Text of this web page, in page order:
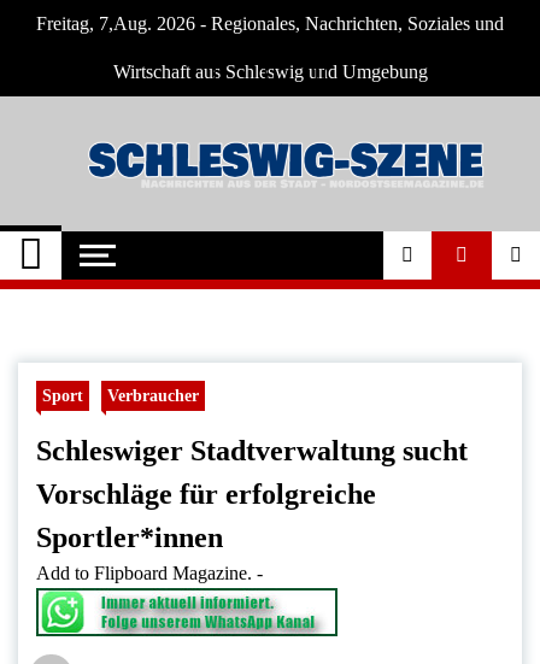
Freitag, 7,Aug. 2026 - Regionales, Nachrichten, Soziales und
Wirtschaft aus Schleswig und Umgebung
Schleswig Szene
Neuigkeiten und Nachrichten aus Schleswig
und Umgebung
Sport Verbraucher
Schleswiger Stadtverwaltung sucht
Vorschläge für erfolgreiche
Sportler*innen
Add to Flipboard Magazine. -